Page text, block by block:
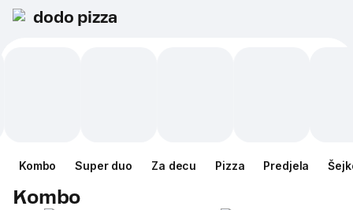
dodo pizza
Kombo Super duo Za decu Pizza Predjela
Kombo